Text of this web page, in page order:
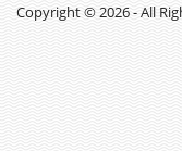
Copyright © 2026 - All